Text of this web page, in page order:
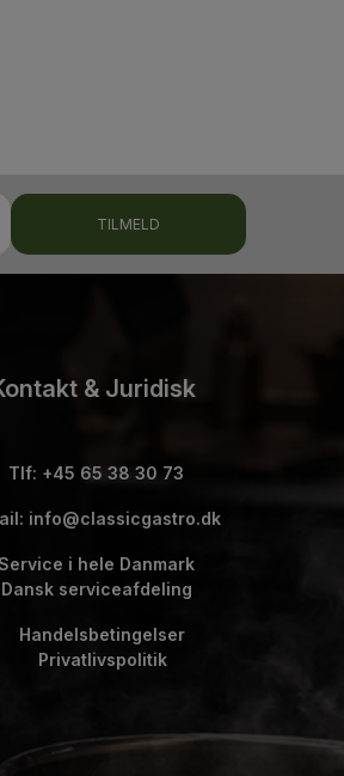
TILMELD
& Juridisk
Tlf: +45 65 38 30 73
info@classicgastro.dk
i hele Danmark
Dansk serviceafdeling
Handelsbetingelser
Privatlivspolitik